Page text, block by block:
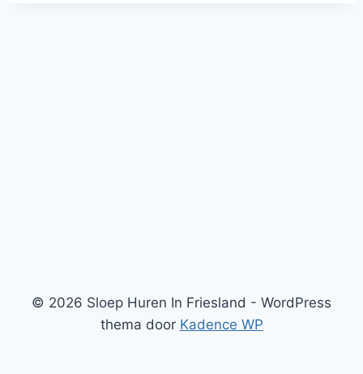
© 2026 Sloep Huren In Friesland - WordPress
thema door Kadence WP